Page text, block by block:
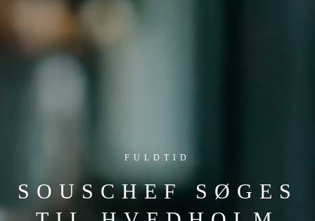
FULDTID
SOUSCHEF SØGES